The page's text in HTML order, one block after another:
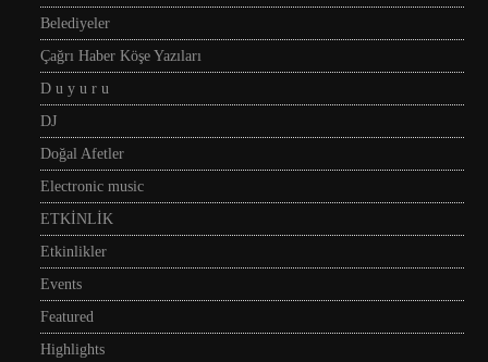
Belediyeler
Çağrı Haber Köşe Yazıları
D u y u r u
DJ
Doğal Afetler
Electronic music
ETKİNLİK
Etkinlikler
Events
Featured
Highlights